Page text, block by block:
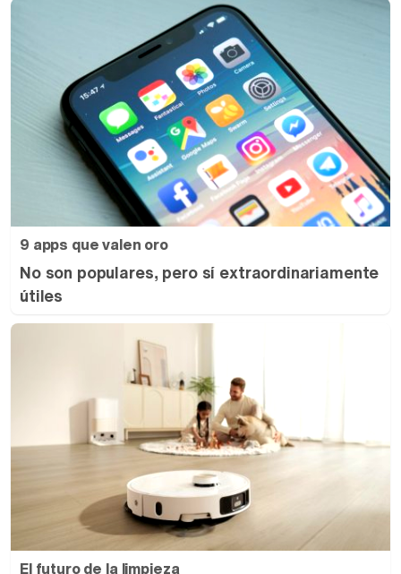
9 apps que valen oro
No son populares, pero sí extraordinariamente
útiles
El futuro de la limpieza